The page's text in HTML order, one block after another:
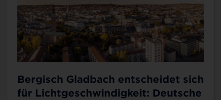
Bergisch Gladbach entscheidet sich
für Lichtgeschwindigkeit: Deutsche